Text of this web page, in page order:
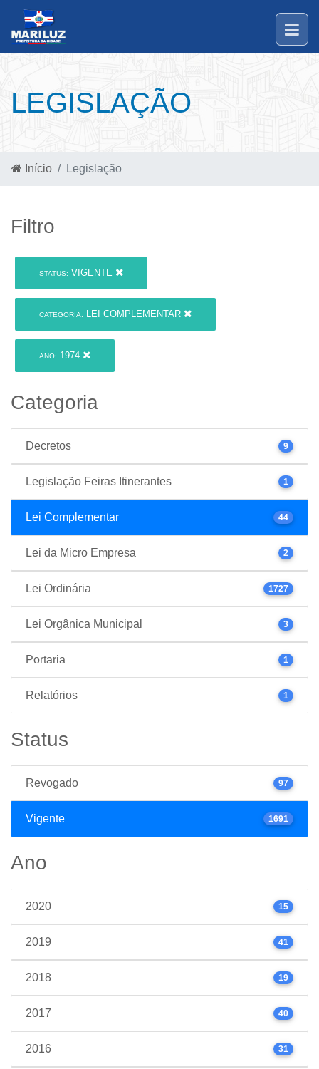
LEGISLAÇÃO
Início Legislação
Filtro
STATUS: VIGENTE
CATEGORIA: LEI COMPLEMENTAR
ANO: 1974
Categoria
Decretos 9
Legislação Feiras Itinerantes 1
Lei Complementar 44
Lei da Micro Empresa 2
Lei Ordinária 1727
Lei Orgânica Municipal 3
Portaria 1
Relatórios 1
Status
Revogado 97
Vigente 1691
Ano
2020 15
2019 41
2018 19
2017 40
2016 31